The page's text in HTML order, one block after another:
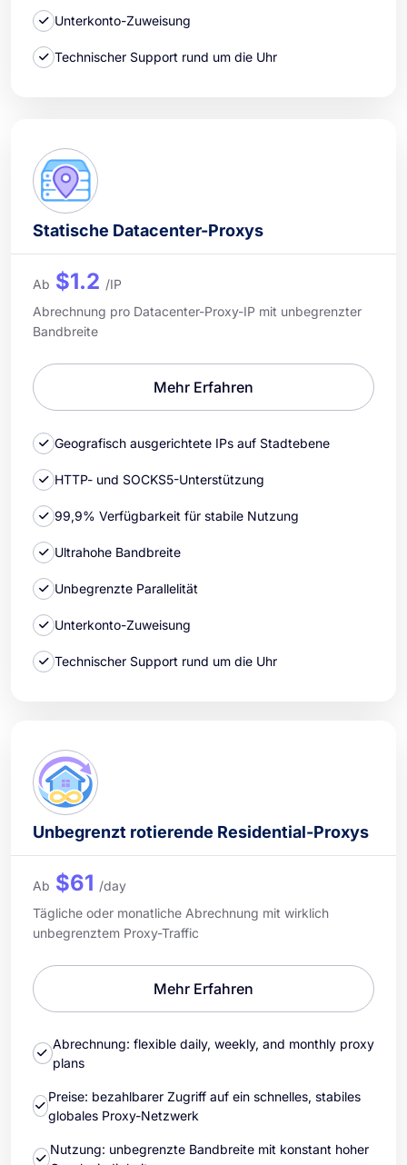
Unterkonto-Zuweisung
Technischer Support rund um die Uhr
Statische Datacenter-Proxys
Ab $1.2 /IP
Abrechnung pro Datacenter-Proxy-IP mit unbegrenzter
Bandbreite
Mehr Erfahren
Geografisch ausgerichtete IPs auf Stadtebene
HTTP- und SOCKS5-Unterstützung
99,9% Verfügbarkeit für stabile Nutzung
Ultrahohe Bandbreite
Unbegrenzte Parallelität
Unterkonto-Zuweisung
Technischer Support rund um die Uhr
Unbegrenzt rotierende Residential-Proxys
Ab $61 /day
Tägliche oder monatliche Abrechnung mit wirklich
unbegrenztem Proxy-Traffic
Mehr Erfahren
Abrechnung: flexible daily, weekly, and monthly proxy
plans
Preise: bezahlbarer Zugriff auf ein schnelles, stabiles
globales Proxy-Netzwerk
Nutzung: unbegrenzte Bandbreite mit konstant hoher